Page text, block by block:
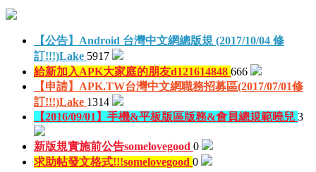
【公告】Android 台灣中文網總版規 (2017/10/04 修
訂!!!)Lake 5917
給新加入APK大家庭的朋友d121614848 666
【申請】APK.TW台灣中文網職務招募區(2017/07/01修
訂!!!)Lake 1314
【2016/09/01】手機&平板版區版務&會員總規範曉兒 3
新版規實施前公告somelovegood 0
求助帖發文格式!!!somelovegood 0